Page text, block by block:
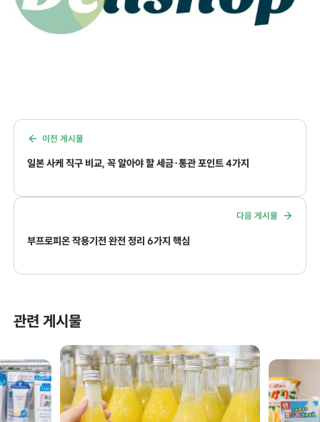
이전 게시물
일본 사케 직구 비교, 꼭 알아야 할 세금·통관 포인트 4가지
다음 게시물
부프로피온 작용기전 완전 정리 6가지 핵심
관련 게시물